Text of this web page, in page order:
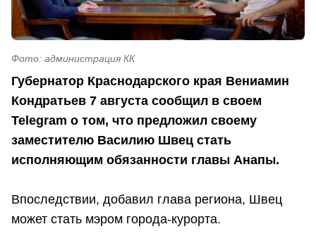
Фото: администрация КК
Губернатор Краснодарского края Вениамин
Кондратьев 7 августа сообщил в своем
Telegram о том, что предложил своему
заместителю Василию Швец стать
исполняющим обязанности главы Анапы.
Впоследствии, добавил глава региона, Швец
может стать мэром города-курорта.